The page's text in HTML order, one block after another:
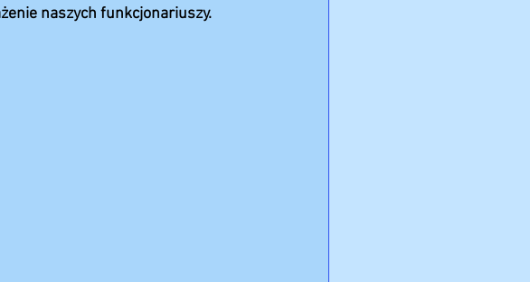
naszych funkcjonariuszy.